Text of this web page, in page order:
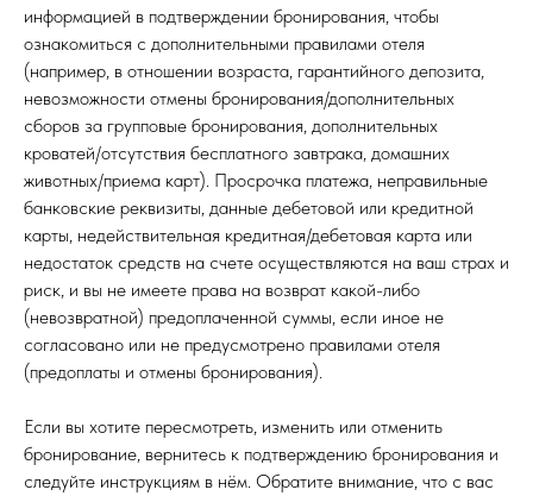
информацией в подтверждении бронирования, чтобы
ознакомиться с дополнительными правилами отеля
(например, в отношении возраста, гарантийного депозита,
невозможности отмены бронирования/дополнительных
сборов за групповые бронирования, дополнительных
кроватей/отсутствия бесплатного завтрака, домашних
животных/приема карт). Просрочка платежа, неправильные
банковские реквизиты, данные дебетовой или кредитной
карты, недействительная кредитная/дебетовая карта или
недостаток средств на счете осуществляются на ваш страх и
риск, и вы не имеете права на возврат какой-либо
(невозвратной) предоплаченной суммы, если иное не
согласовано или не предусмотрено правилами отеля
(предоплаты и отмены бронирования).
Если вы хотите пересмотреть, изменить или отменить
бронирование, вернитесь к подтверждению бронирования и
следуйте инструкциям в нём. Обратите внимание, что с вас